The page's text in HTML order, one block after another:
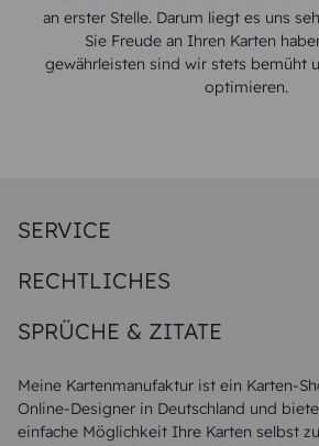
an erster Stelle. Darum liegt es uns
Sie Freude an Ihren Karten
gewährleisten sind wir stets bemüht
optimieren.
Meine Kartenmanufaktur ist ein Karten-
Online-Designer in Deutschland und
einfache Möglichkeit Ihre Karten selbst
SERVICE
Papiersorten
Unsere Produktion
Magazin
FAQ
RECHTLICHES
Widerrufsbelehrung
SPRÜCHE & ZITATE
Liebeskummer Sprüche
Sommer Sprüche
Muttertagssprüche